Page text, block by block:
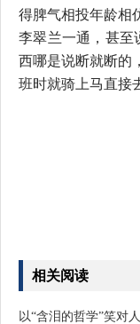
得脾气相投年龄相
李翠兰一通，甚至
西哪是说断就断的
班时就骑上马直接
相关阅读
以“含泪的哲学”笑